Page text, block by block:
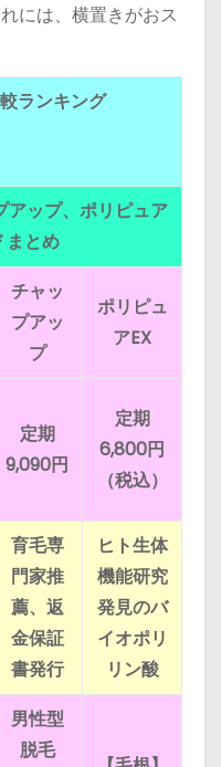
には、横置きがおス
ランキング
アップ、ポリピュア
まとめ
チャッ
プアッ
プ
ポリピュ
アEX
定期
9,090円
定期
6,800円
（税込）
育毛専
門家推
薦、返
金保証
書発行
ヒト生体
機能研究
発見のバ
イオポリ
リン酸
男性型
脱毛